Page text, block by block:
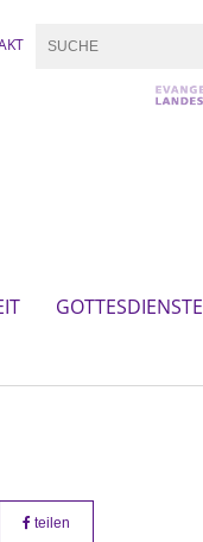
GOTTESDIENSTE
teilen